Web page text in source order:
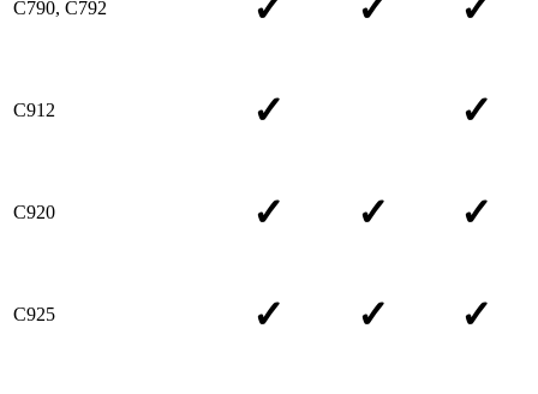
C790, C792
C912 ✓ ✓
C920 ✓ ✓ ✓
C925 ✓ ✓ ✓